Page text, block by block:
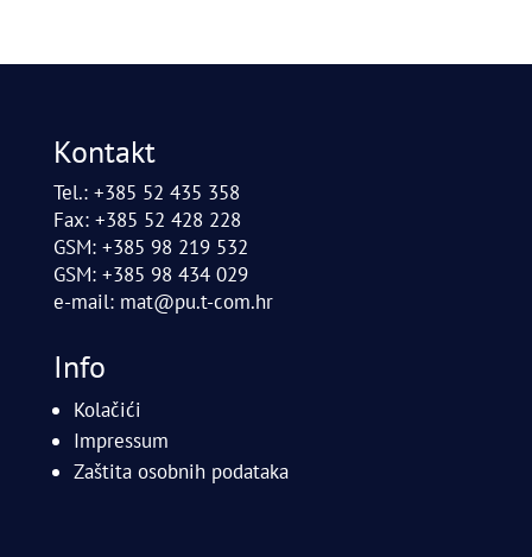
Kontakt
Tel.: +385 52 435 358
Fax: +385 52 428 228
GSM: +385 98 219 532
GSM: +385 98 434 029
e-mail: mat@pu.t-com.hr
Info
Kolačići
Impressum
Zaštita osobnih podataka